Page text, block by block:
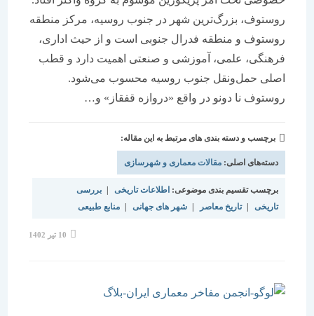
روستوف، بزرگ‌ترین شهر در جنوب روسیه، مرکز منطقه
روستوف و منطقه فدرال جنوبی است و از حیث اداری،
فرهنگی، علمی، آموزشی و صنعتی اهمیت دارد و قطب
اصلی حمل‌ونقل جنوب روسیه محسوب می‌شود.
روستوف نا دونو در واقع «دروازه قفقاز» و…
برچسب و دسته بندی های مرتبط به این مقاله:
دسته‌های اصلی:مقالات معماری و شهرسازی
برچسب تقسیم بندی موضوعی:اطلاعات تاریخی | بررسی
| تاریخ معاصر | شهر های جهانی | منابع طبیعی